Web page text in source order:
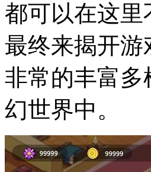
都可以在这
最终来揭开
非常的丰富
幻世界中。